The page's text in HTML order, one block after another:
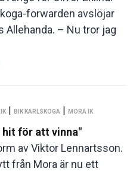
forwarden avslöjar
– Nu tror jag
| BIK KARLSKOGA | MORA IK
hit för att vinna"
av Viktor Lennartsson.
från Mora är nu ett